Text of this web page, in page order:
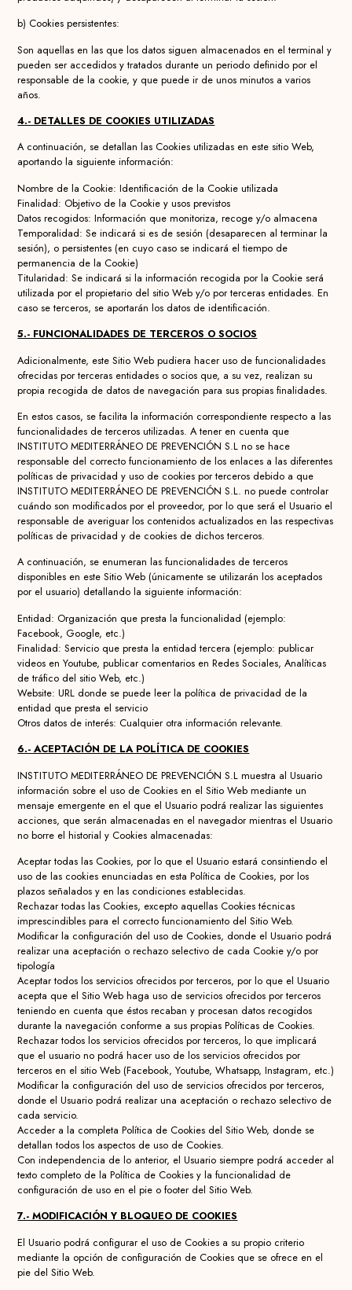
b) Cookies persistentes:
Son aquellas en las que los datos siguen almacenados en el terminal y
pueden ser accedidos y tratados durante un periodo definido por el
responsable de la cookie, y que puede ir de unos minutos a varios
años.
4.- DETALLES DE COOKIES UTILIZADAS
A continuación, se detallan las Cookies utilizadas en este sitio Web,
aportando la siguiente información:
Nombre de la Cookie: Identificación de la Cookie utilizada
Finalidad: Objetivo de la Cookie y usos previstos
Datos recogidos: Información que monitoriza, recoge y/o almacena
Temporalidad: Se indicará si es de sesión (desaparecen al terminar la
sesión), o persistentes (en cuyo caso se indicará el tiempo de
permanencia de la Cookie)
Titularidad: Se indicará si la información recogida por la Cookie será
utilizada por el propietario del sitio Web y/o por terceras entidades. En
caso se terceros, se aportarán los datos de identificación.
5.- FUNCIONALIDADES DE TERCEROS O SOCIOS
Adicionalmente, este Sitio Web pudiera hacer uso de funcionalidades
ofrecidas por terceras entidades o socios que, a su vez, realizan su
propia recogida de datos de navegación para sus propias finalidades.
En estos casos, se facilita la información correspondiente respecto a las
funcionalidades de terceros utilizadas. A tener en cuenta que
INSTITUTO MEDITERRÁNEO DE PREVENCIÓN S.L no se hace
responsable del correcto funcionamiento de los enlaces a las diferentes
políticas de privacidad y uso de cookies por terceros debido a que
INSTITUTO MEDITERRÁNEO DE PREVENCIÓN S.L. no puede controlar
cuándo son modificados por el proveedor, por lo que será el Usuario el
responsable de averiguar los contenidos actualizados en las respectivas
políticas de privacidad y de cookies de dichos terceros.
A continuación, se enumeran las funcionalidades de terceros
disponibles en este Sitio Web (únicamente se utilizarán los aceptados
por el usuario) detallando la siguiente información:
Entidad: Organización que presta la funcionalidad (ejemplo:
Facebook, Google, etc.)
Finalidad: Servicio que presta la entidad tercera (ejemplo: publicar
videos en Youtube, publicar comentarios en Redes Sociales, Analíticas
de tráfico del sitio Web, etc.)
Website: URL donde se puede leer la política de privacidad de la
entidad que presta el servicio
Otros datos de interés: Cualquier otra información relevante.
6.- ACEPTACIÓN DE LA POLÍTICA DE COOKIES
INSTITUTO MEDITERRÁNEO DE PREVENCIÓN S.L muestra al Usuario
información sobre el uso de Cookies en el Sitio Web mediante un
mensaje emergente en el que el Usuario podrá realizar las siguientes
acciones, que serán almacenadas en el navegador mientras el Usuario
no borre el historial y Cookies almacenadas:
Aceptar todas las Cookies, por lo que el Usuario estará consintiendo el
uso de las cookies enunciadas en esta Política de Cookies, por los
plazos señalados y en las condiciones establecidas.
Rechazar todas las Cookies, excepto aquellas Cookies técnicas
imprescindibles para el correcto funcionamiento del Sitio Web.
Modificar la configuración del uso de Cookies, donde el Usuario podrá
realizar una aceptación o rechazo selectivo de cada Cookie y/o por
tipología
Aceptar todos los servicios ofrecidos por terceros, por lo que el Usuario
acepta que el Sitio Web haga uso de servicios ofrecidos por terceros
teniendo en cuenta que éstos recaban y procesan datos recogidos
durante la navegación conforme a sus propias Políticas de Cookies.
Rechazar todos los servicios ofrecidos por terceros, lo que implicará
que el usuario no podrá hacer uso de los servicios ofrecidos por
terceros en el sitio Web (Facebook, Youtube, Whatsapp, Instagram, etc.)
Modificar la configuración del uso de servicios ofrecidos por terceros,
donde el Usuario podrá realizar una aceptación o rechazo selectivo de
cada servicio.
Acceder a la completa Política de Cookies del Sitio Web, donde se
detallan todos los aspectos de uso de Cookies.
Con independencia de lo anterior, el Usuario siempre podrá acceder al
texto completo de la Política de Cookies y la funcionalidad de
configuración de uso en el pie o footer del Sitio Web.
7.- MODIFICACIÓN Y BLOQUEO DE COOKIES
El Usuario podrá configurar el uso de Cookies a su propio criterio
mediante la opción de configuración de Cookies que se ofrece en el
pie del Sitio Web.